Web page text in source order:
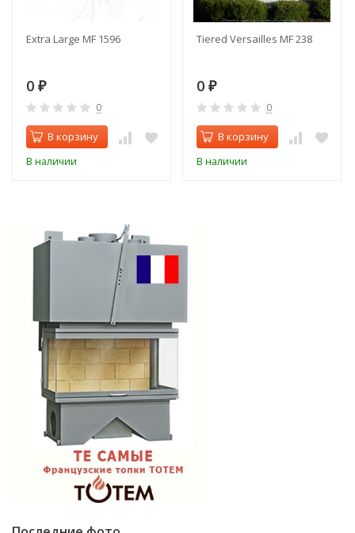
Extra Large MF 1596
0 ₽
0
В корзину
В наличии
Tiered Versailles MF 238
0 ₽
0
В корзину
В наличии